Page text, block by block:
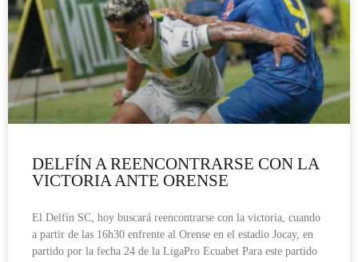
DELFÍN A REENCONTRARSE CON LA
VICTORIA ANTE ORENSE
El Delfín SC, hoy buscará reencontrarse con la victoria, cuando
a partir de las 16h30 enfrente al Orense en el estadio Jocay, en
partido por la fecha 24 de la LigaPro Ecuabet Para este partido